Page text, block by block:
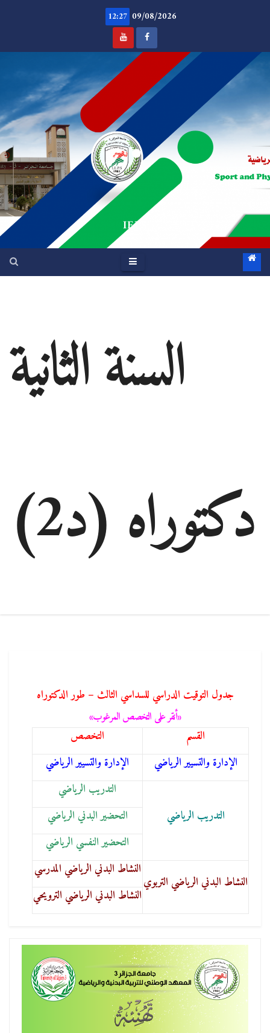
09/08/2026
12:27
.
IEPS
السنة الثانية
دكتوراه (د2)
جدول التوقيت الدراسي للسداسي الثالث – طور الدكتوراه
«أنقر على التخصص المرغوب»
القسم
التخصص
الإدارة والتسيير الرياضي
الإدارة والتسيير الرياضي
التدريب الرياضي
التدريب الرياضي
التحضير البدني الرياضي
التحضير النفسي الرياضي
النشاط البدني الرياضي التربوي
النشاط البدني الرياضي المدرسي
النشاط البدني الرياضي الترويحي